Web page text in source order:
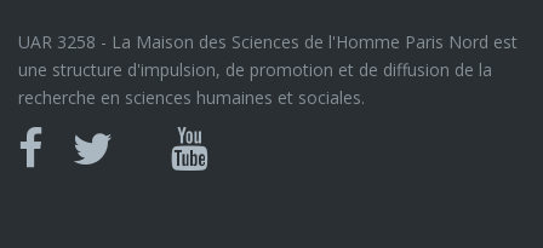
UAR 3258 - La Maison des Sciences de l'Homme Paris Nord est
une structure d'impulsion, de promotion et de diffusion de la
recherche en sciences humaines et sociales.